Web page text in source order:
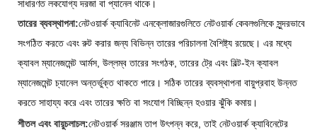
সাধারণত লকযোগ্য দরজা বা প্যানেল থাকে।
তারের ব্যবস্থাপনা:নেটওয়ার্ক ক্যাবিনেট এনক্লোজারগুলিতে নেটওয়ার্ক কেবলগুলিকে সুন্দরভাবে
সংগঠিত করতে এবং রুট করার জন্য বিভিন্ন তারের পরিচালনা বৈশিষ্ট্য রয়েছে। এর মধ্যে
ক্যাবল ম্যানেজমেন্ট আর্মস, উল্লম্ব তারের সংগঠক, তারের ট্রে এবং বিল্ট-ইন ক্যাবল
ম্যানেজমেন্ট চ্যানেল অন্তর্ভুক্ত থাকতে পারে। সঠিক তারের ব্যবস্থাপনা বায়ুপ্রবাহ উন্নত
করতে সাহায্য করে এবং তারের ক্ষতি বা সংযোগ বিচ্ছিন্ন হওয়ার ঝুঁকি কমায়।
শীতল এবং বায়ুচলাচল:নেটওয়ার্ক সরঞ্জাম তাপ উৎপন্ন করে, তাই নেটওয়ার্ক ক্যাবিনেটের